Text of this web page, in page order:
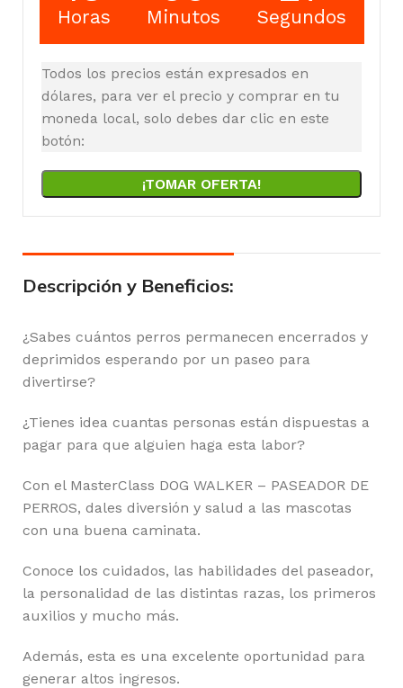
Horas Minutos Segundos
Todos los precios están expresados en
dólares, para ver el precio y comprar en tu
moneda local, solo debes dar clic en este
botón:
¡TOMAR OFERTA!
Descripción y Beneficios:
¿Sabes cuántos perros permanecen encerrados y
deprimidos esperando por un paseo para
divertirse?
¿Tienes idea cuantas personas están dispuestas a
pagar para que alguien haga esta labor?
Con el MasterClass DOG WALKER – PASEADOR DE
PERROS, dales diversión y salud a las mascotas
con una buena caminata.
Conoce los cuidados, las habilidades del paseador,
la personalidad de las distintas razas, los primeros
auxilios y mucho más.
Además, esta es una excelente oportunidad para
generar altos ingresos.